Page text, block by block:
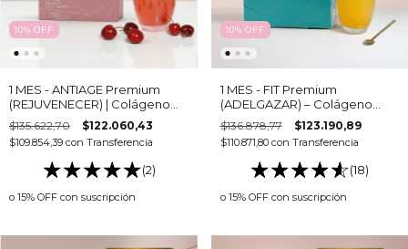
10% OFF
1 MES - ANTIAGE Premium
(REJUVENECER) | Colágeno
con Ácido Hialurónico y
Luteína
$135.622,70 $122.060,43
$109.854,39 con Transferencia
(2)
o 15% OFF con suscripción
10% OFF
1 MES - FIT Premium
(ADELGAZAR) – Colágeno
Bebible con Garcinia y Café
Verde para Control de Peso y
Saciedad
$136.878,77 $123.190,89
$110.871,80 con Transferencia
(18)
o 15% OFF con suscripción